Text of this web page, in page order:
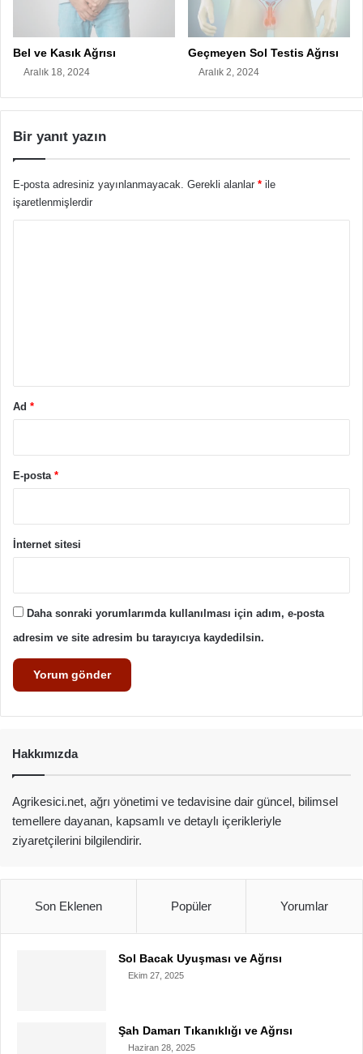
Bel ve Kasık Ağrısı
Aralık 18, 2024
Geçmeyen Sol Testis Ağrısı
Aralık 2, 2024
Bir yanıt yazın
E-posta adresiniz yayınlanmayacak. Gerekli alanlar * ile
işaretlenmişlerdir
Ad *
E-posta *
İnternet sitesi
Daha sonraki yorumlarımda kullanılması için adım, e-posta
adresim ve site adresim bu tarayıcıya kaydedilsin.
Hakkımızda
Agrikesici.net, ağrı yönetimi ve tedavisine dair güncel, bilimsel
temellere dayanan, kapsamlı ve detaylı içerikleriyle
ziyaretçilerini bilgilendirir.
Son Eklenen Popüler Yorumlar
Sol Bacak Uyuşması ve Ağrısı
Ekim 27, 2025
Şah Damarı Tıkanıklığı ve Ağrısı
Haziran 28, 2025